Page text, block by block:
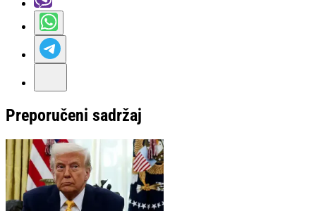
Preporučeni sadržaj